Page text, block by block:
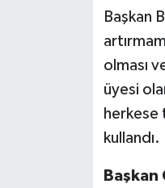
Başkan
olması
üyesi
herkese
kullandı.